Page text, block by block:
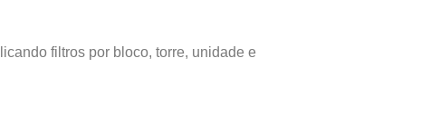
filtros por bloco, torre, unidade e